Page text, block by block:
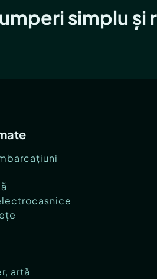
simplu și
artă